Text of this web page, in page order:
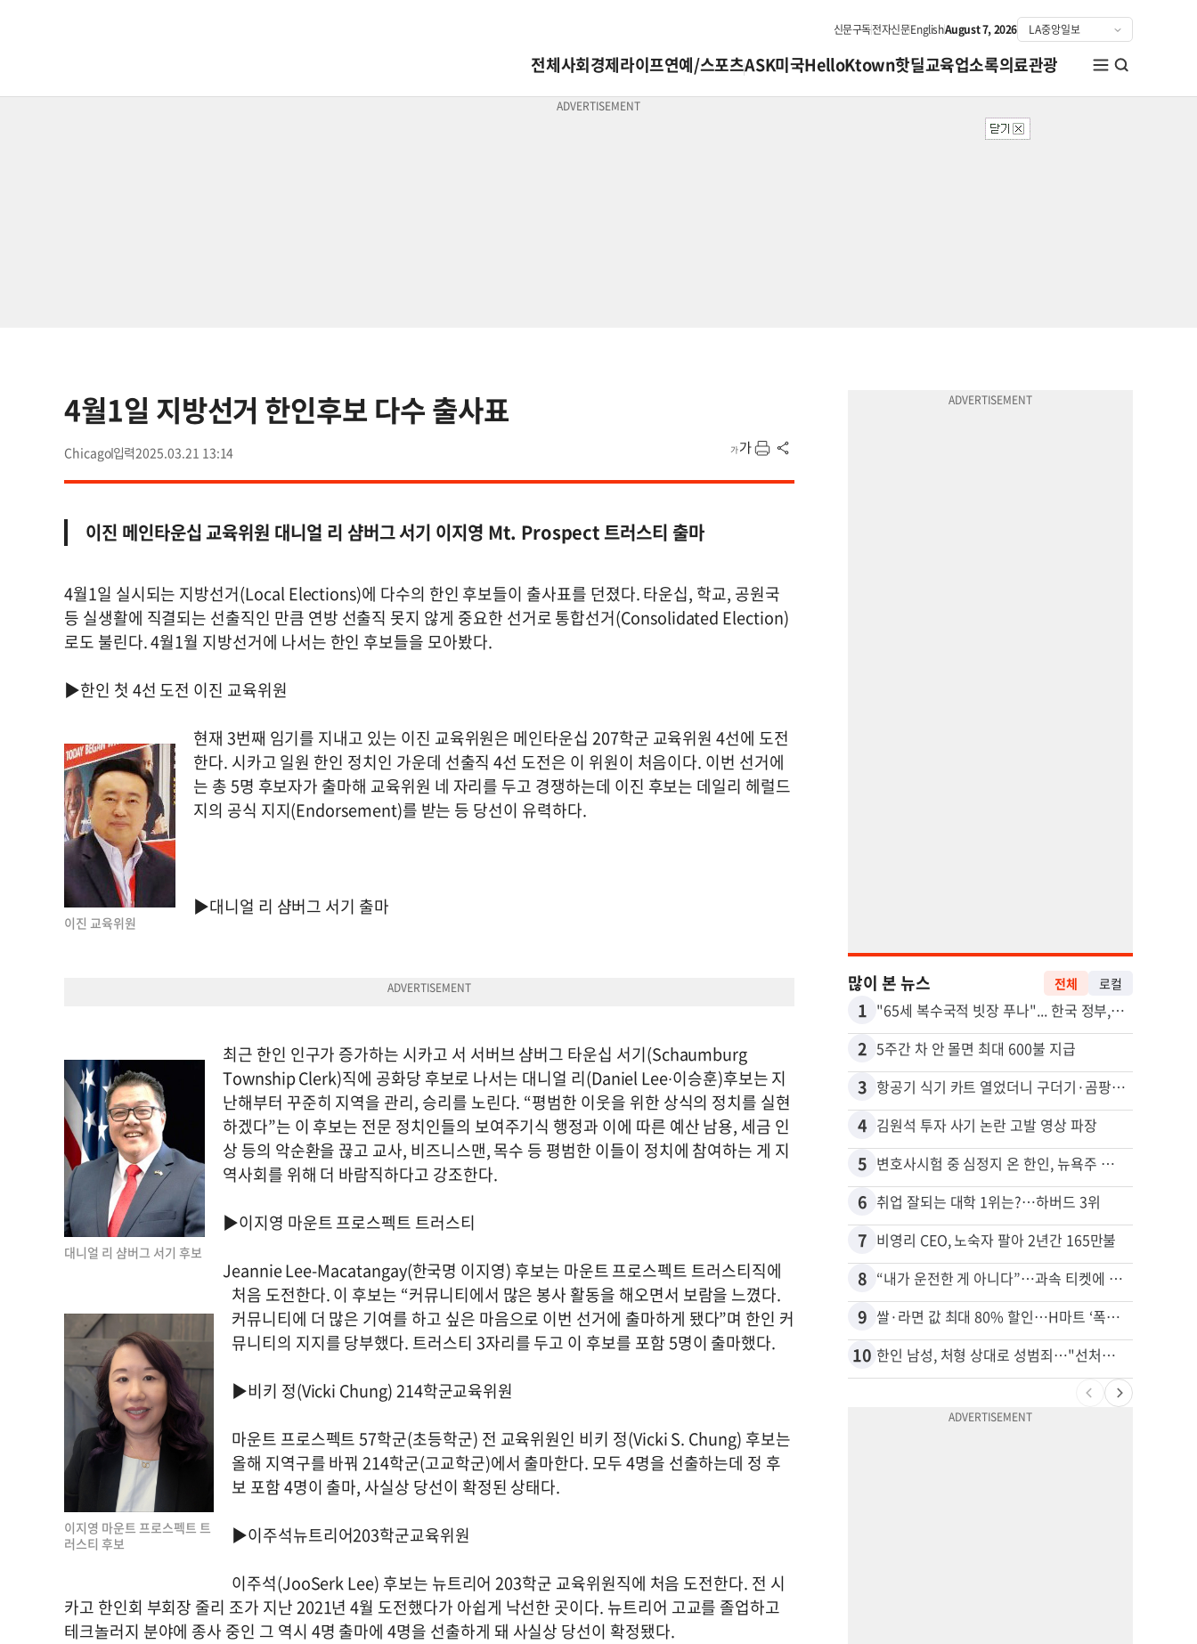
신문구독전자신문EnglishAugust 7, 2026
전체사회경제라이프연예/스포츠ASK미국HelloKtown핫딜교육업소록의료관광
4월1일 지방선거 한인후보 다수 출사표
Chicago 2025.03.21 13:14
이진 메인타운십 교육위원 대니얼 리 샴버그 서기 이지영 Mt. Prospect 트러스티 출마
4월1일 실시되는 지방선거(Local Elections)에 다수의 한인 후보들이 출사표를 던졌다. 타운십, 학교, 공원국
등 실생활에 직결되는 선출직인 만큼 연방 선출직 못지 않게 중요한 선거로 통합선거(Consolidated Election)
로도 불린다. 4월1월 지방선거에 나서는 한인 후보들을 모아봤다.
▶한인 첫 4선 도전 이진 교육위원
이진 교육위원
현재 3번째 임기를 지내고 있는 이진 교육위원은 메인타운십 207학군 교육위원 4선에 도전
한다. 시카고 일원 한인 정치인 가운데 선출직 4선 도전은 이 위원이 처음이다. 이번 선거에
는 총 5명 후보자가 출마해 교육위원 네 자리를 두고 경쟁하는데 이진 후보는 데일리 헤럴드
지의 공식 지지(Endorsement)를 받는 등 당선이 유력하다.
▶대니얼 리 샴버그 서기 출마
대니얼 리 샴버그 서기 후보
최근 한인 인구가 증가하는 시카고 서 서버브 샴버그 타운십 서기(Schaumburg
Township Clerk)직에 공화당 후보로 나서는 대니얼 리(Daniel Lee∙이승훈)후보는 지
난해부터 꾸준히 지역을 관리, 승리를 노린다. “평범한 이웃을 위한 상식의 정치를 실현
하겠다”는 이 후보는 전문 정치인들의 보여주기식 행정과 이에 따른 예산 남용, 세금 인
상 등의 악순환을 끊고 교사, 비즈니스맨, 목수 등 평범한 이들이 정치에 참여하는 게 지
역사회를 위해 더 바람직하다고 강조한다.
▶이지영 마운트 프로스펙트 트러스티
이지영 마운트 프로스펙트 트
러스티 후보
Jeannie Lee-Macatangay(한국명 이지영) 후보는 마운트 프로스펙트 트러스티직에
처음 도전한다. 이 후보는 “커뮤니티에서 많은 봉사 활동을 해오면서 보람을 느꼈다.
커뮤니티에 더 많은 기여를 하고 싶은 마음으로 이번 선거에 출마하게 됐다”며 한인 커
뮤니티의 지지를 당부했다. 트러스티 3자리를 두고 이 후보를 포함 5명이 출마했다.
▶비키 정(Vicki Chung) 214학군교육위원
마운트 프로스펙트 57학군(초등학군) 전 교육위원인 비키 정(Vicki S. Chung) 후보는
올해 지역구를 바꿔 214학군(고교학군)에서 출마한다. 모두 4명을 선출하는데 정 후
보 포함 4명이 출마, 사실상 당선이 확정된 상태다.
▶이주석뉴트리어203학군교육위원
이주석(JooSerk Lee) 후보는 뉴트리어 203학군 교육위원직에 처음 도전한다. 전 시
카고 한인회 부회장 줄리 조가 지난 2021년 4월 도전했다가 아쉽게 낙선한 곳이다. 뉴트리어 고교를 졸업하고
테크놀러지 분야에 종사 중인 그 역시 4명 출마에 4명을 선출하게 돼 사실상 당선이 확정됐다.
많이 본 뉴스 전체 로컬
1 "65세 복수국적 빗장 푸나"... 한국 정부, 연령 완화 전면 추진
2 5주간 차 안 몰면 최대 600불 지급
3 항공기 식기 카트 열었더니 구더기·곰팡이…LAX 기내식 업체 논란
4 김원석 투자 사기 논란 고발 영상 파장
5 변호사시험 중 심정지 온 한인, 뉴욕주 제소
6 취업 잘되는 대학 1위는?…하버드 3위
7 비영리 CEO, 노숙자 팔아 2년간 165만불
8 “내가 운전한 게 아니다”…과속 티켓에 오토파일럿 탓한 운전자
9 쌀·라면 값 최대 80% 할인…H마트 ‘폭탄 세일’
10 한인 남성, 처형 상대로 성범죄…"선처해줬더니 배신자 취급"